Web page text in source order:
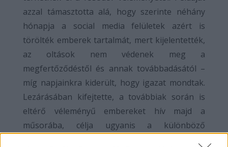
azzal támasztotta alá, hogy szerinte néhány
hónapja a social media felületek azért is
törölték emberek tartalmát, mert kijelentették,
az oltások nem védenek meg a
megfertőződéstől és annak továbbadásától –
míg napjainkra kiderült, hogy igazat mondtak.
Lezárásában kifejtette, a továbbiak során is
eltérő véleményű embereket hív majd a
műsorába, célja ugyanis a különböző